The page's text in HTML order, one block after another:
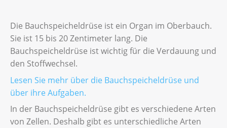
Die Bauchspeicheldrüse ist ein Organ im Oberbauch.
Sie ist 15 bis 20 Zentimeter lang. Die
Bauchspeicheldrüse ist wichtig für die Verdauung und
den Stoffwechsel.
Lesen Sie mehr über die Bauchspeicheldrüse und
über ihre Aufgaben.
In der Bauchspeicheldrüse gibt es verschiedene Arten
von Zellen. Deshalb gibt es unterschiedliche Arten